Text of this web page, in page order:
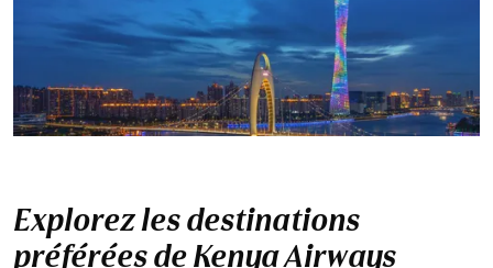
Explorez les destinations
préférées de Kenya Airways